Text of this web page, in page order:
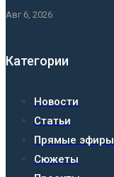
Авг 6, 2026
Категории
Новости
Статьи
Прямые эфиры
Сюжеты